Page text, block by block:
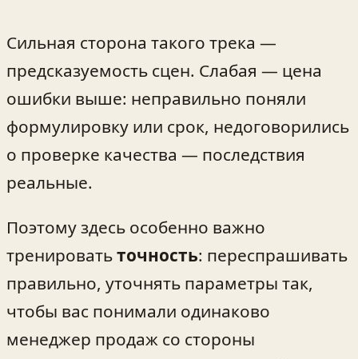
Сильная сторона такого трека —
предсказуемость сцен. Слабая — цена
ошибки выше: неправильно поняли
формулировку или срок, недоговорились
о проверке качества — последствия
реальные.
Поэтому здесь особенно важно
тренироватьточность: переспрашивать
правильно, уточнять параметры так,
чтобы вас понимали одинаково
менеджер продаж со стороны